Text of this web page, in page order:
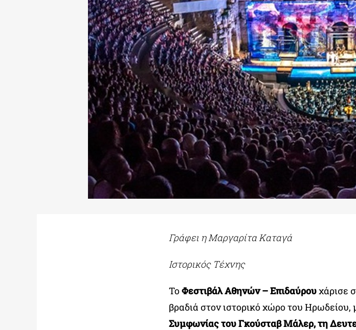
Γράφει η Μαργαρίτα Καταγά
Ιστορικός Τέχνης
ΤοΦεστιβάλ Αθηνών – Επιδαύρουχάρισε
βραδιά στον ιστορικό χώρο του Ηρωδείου,
Συμφωνίας του Γκούσταβ Μάλερ, τη